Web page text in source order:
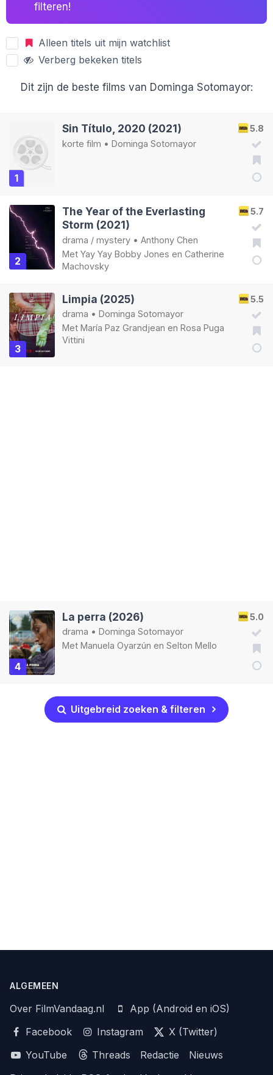
filteren!
Alleen titels uit mijn watchlist
Verberg bekeken titels
Dit zijn de beste films van Dominga Sotomayor:
1
5.8
Sin Título, 2020 (2021)
korte film • Dominga Sotomayor
2
5.7
The Year of the Everlasting
Storm (2021)
drama / mystery • Anthony Chen
Met Yay Yay Bobby Jones en Catherine
Machovsky
3
5.5
Limpia (2025)
drama • Dominga Sotomayor
Met María Paz Grandjean en Rosa Puga
Vittini
4
5.0
La perra (2026)
drama • Dominga Sotomayor
Met Manuela Oyarzún en Selton Mello
Uitgebreid zoeken & filteren
ALGEMEEN
Over FilmVandaag.nl
App (Android en iOS)
Facebook
Instagram
X (Twitter)
YouTube
Threads Redactie
Nieuws